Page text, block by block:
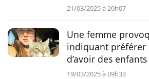
21/03/2025 à 20h07
Une femme
indiquant préférer
d’avoir des enfants
19/03/2025 à 09h33